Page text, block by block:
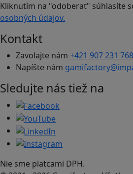
Kliknutím na "odoberať" súhlasíte
osobných údajov.
Kontakt
Zavolajte nám +421 907 231 768
Napíšte nám
Sledujte nás tiež na
Nie sme platcami DPH.